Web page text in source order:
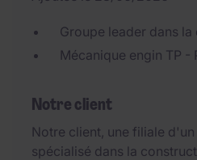
Groupe leader dans la
Mécanique engin TP
Notre client
Notre client, une filiale
spécialisé dans la